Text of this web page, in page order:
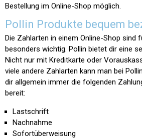
Bestellung im Online-Shop möglich.
Pollin Produkte bequem
Die Zahlarten in einem Online-Shop sind
besonders wichtig. Pollin bietet dir eine
Nicht nur mit Kreditkarte oder
viele andere Zahlarten kann man bei
dir allgemein immer die folgenden
bereit:
Lastschrift
Nachnahme
Sofortüberweisung